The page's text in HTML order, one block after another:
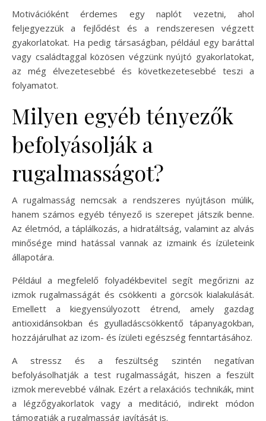
Motivációként érdemes egy naplót vezetni, ahol
feljegyezzük a fejlődést és a rendszeresen végzett
gyakorlatokat. Ha pedig társaságban, például egy baráttal
vagy családtaggal közösen végzünk nyújtó gyakorlatokat,
az még élvezetesebbé és következetesebbé teszi a
folyamatot.
Milyen egyéb tényezők
befolyásolják a
rugalmasságot?
A rugalmasság nemcsak a rendszeres nyújtáson múlik,
hanem számos egyéb tényező is szerepet játszik benne.
Az életmód, a táplálkozás, a hidratáltság, valamint az alvás
minősége mind hatással vannak az izmaink és ízületeink
állapotára.
Például a megfelelő folyadékbevitel segít megőrizni az
izmok rugalmasságát és csökkenti a görcsök kialakulását.
Emellett a kiegyensúlyozott étrend, amely gazdag
antioxidánsokban és gyulladáscsökkentő tápanyagokban,
hozzájárulhat az izom- és ízületi egészség fenntartásához.
A stressz és a feszültség szintén negatívan
befolyásolhatják a test rugalmasságát, hiszen a feszült
izmok merevebbé válnak. Ezért a relaxációs technikák, mint
a légzőgyakorlatok vagy a meditáció, indirekt módon
támogatják a rugalmasság javítását is.